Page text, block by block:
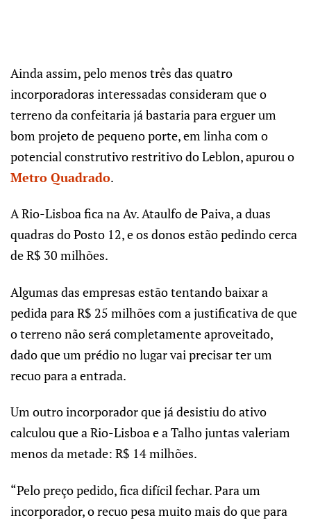
Ainda assim, pelo menos três das quatro
incorporadoras interessadas consideram que o
terreno da confeitaria já bastaria para erguer um
bom projeto de pequeno porte, em linha com o
potencial construtivo restritivo do Leblon, apurou o
Metro Quadrado.
A Rio-Lisboa fica na Av. Ataulfo de Paiva, a duas
quadras do Posto 12, e os donos estão pedindo cerca
de R$ 30 milhões.
Algumas das empresas estão tentando baixar a
pedida para R$ 25 milhões com a justificativa de que
o terreno não será completamente aproveitado,
dado que um prédio no lugar vai precisar ter um
recuo para a entrada.
Um outro incorporador que já desistiu do ativo
calculou que a Rio-Lisboa e a Talho juntas valeriam
menos da metade: R$ 14 milhões.
“Pelo preço pedido, fica difícil fechar. Para um
incorporador, o recuo pesa muito mais do que para